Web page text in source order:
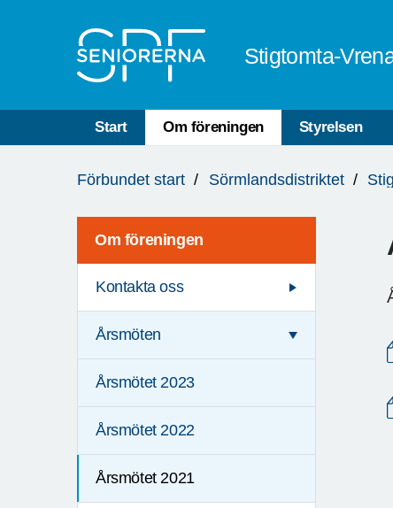
Stigtomta-
Start Om föreningen Styrelsen
är
Förbundet start Sörmlandsdistriktet
Om föreningen
Kontakta oss
Årsmöten
Årsmötet 2023
Årsmötet 2022
Årsmötet 2021